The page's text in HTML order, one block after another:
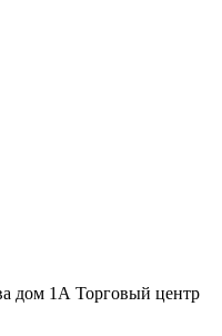
дом 1А Торговый центр